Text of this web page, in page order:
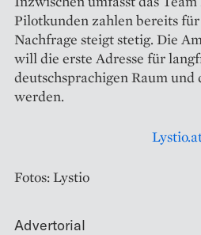
Pilotkunden zahlen bereits
Nachfrage steigt stetig. Die
will die erste Adresse für
deutschsprachigen Raum und
werden.
Fotos: Lystio
Advertorial